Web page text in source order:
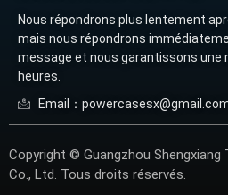
Nous répondrons plus lentement
mais nous répondrons
message et nous garantissons une
heures.
Email：
Copyright © Guangzhou Shengxiang
Co., Ltd. Tous droits réservés.